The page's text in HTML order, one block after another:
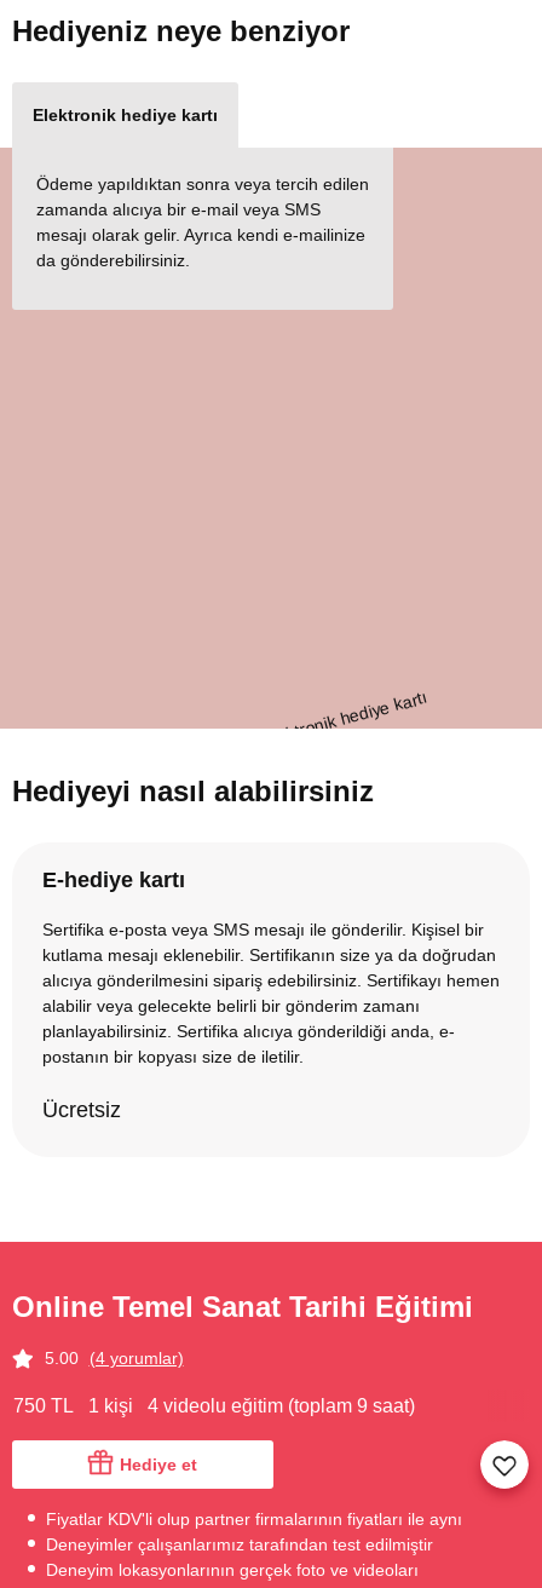
Hediyeniz neye benziyor
Elektronik hediye kartı
Ödeme yapıldıktan sonra veya tercih edilen
zamanda alıcıya bir e-mail veya SMS
mesajı olarak gelir. Ayrıca kendi e-mailinize
da gönderebilirsiniz.
Hediyeyi nasıl alabilirsiniz
E-hediye kartı
Sertifika e-posta veya SMS mesajı ile gönderilir. Kişisel bir
kutlama mesajı eklenebilir. Sertifikanın size ya da doğrudan
alıcıya gönderilmesini sipariş edebilirsiniz. Sertifikayı hemen
alabilir veya gelecekte belirli bir gönderim zamanı
planlayabilirsiniz. Sertifika alıcıya gönderildiği anda, e-
postanın bir kopyası size de iletilir.
Ücretsiz
Online Temel Sanat Tarihi Eğitimi
5.00 (4 yorumlar)
750 TL 1 kişi 4 videolu eğitim (toplam 9 saat)
Hediye et
Fiyatlar KDV'li olup partner firmalarının fiyatları ile aynı
Deneyimler çalışanlarımız tarafından test edilmiştir
Deneyim lokasyonlarının gerçek foto ve videoları